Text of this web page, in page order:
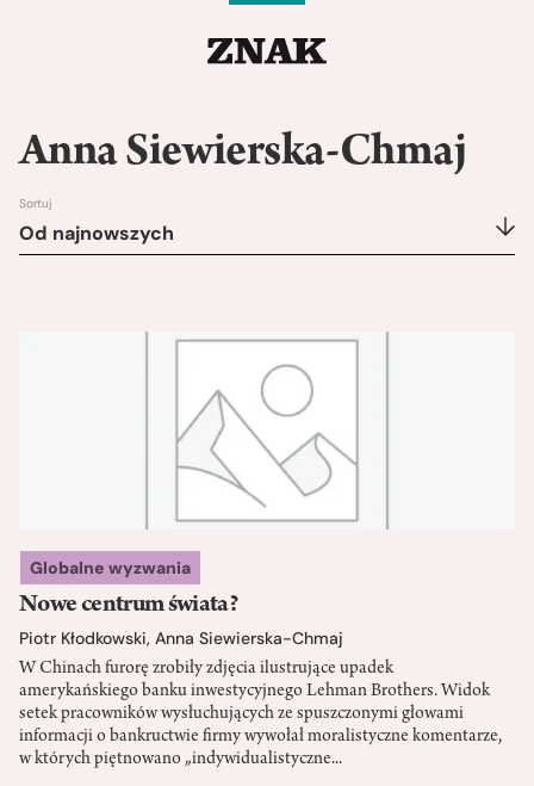
Anna Siewierska-Chmaj
Sortuj
Od najnowszych
Globalne wyzwania
Nowe centrum świata?
Piotr Kłodkowski, Anna Siewierska-Chmaj
W Chinach furorę zrobiły zdjęcia ilustrujące upadek
amerykańskiego banku inwestycyjnego Lehman Brothers. Widok
setek pracowników wysłuchujących ze spuszczonymi głowami
informacji o bankructwie firmy wywołał moralistyczne komentarze,
w których piętnowano „indywidualistyczne...